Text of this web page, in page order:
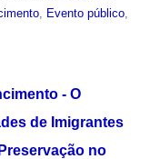
, Evento público,
- O
de Imigrantes
no